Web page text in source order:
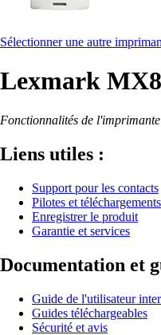
Sélectionner une autre
Lexmark
Fonctionnalités de
Liens utiles :
Support pour les contacts
Pilotes et téléchargements
Enregistrer le produit
Garantie et services
Documentation et
Guide de l'utilisateur
Guides téléchargeables
Sécurité et avis